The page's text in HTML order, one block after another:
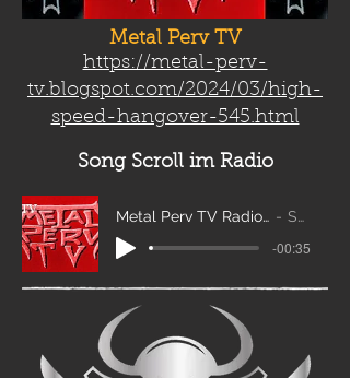
Metal Perv TV
https://metal-perv-
tv.blogspot.com/2024/03/high-
speed-hangover-545.html
Song Scrollim Radio
Metal Perv TV Radio Scroll_edit2 Sanity
-00:35